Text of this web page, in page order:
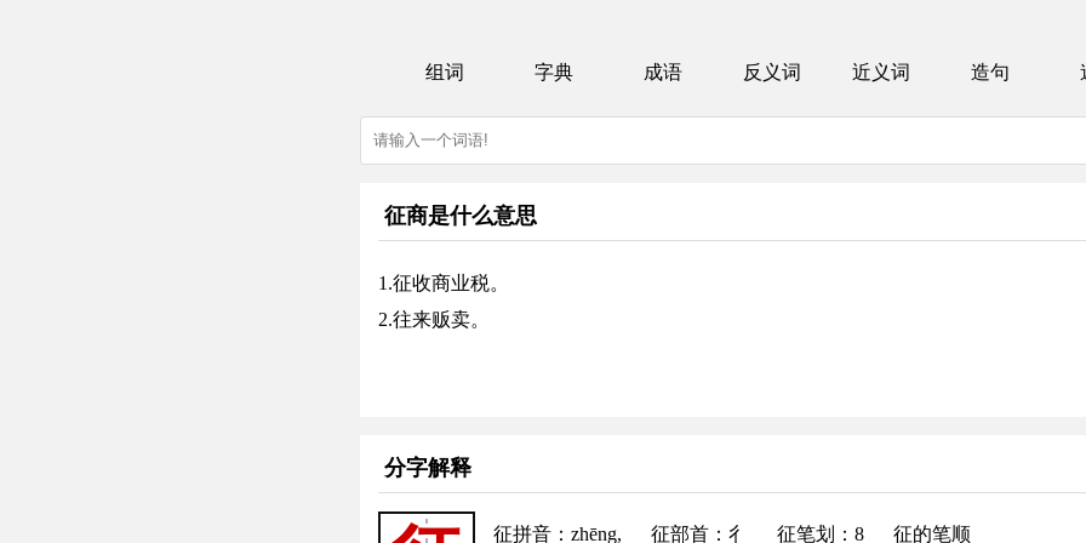
组词 字典 成语 反义词 近义词 造句
征商是什么意思
1.征收商业税。
2.往来贩卖。
分字解释
征拼音 ：zhēng, 征部首 ：彳 征笔划：8 征的笔顺